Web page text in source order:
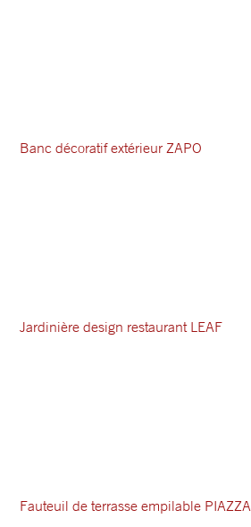
Banc décoratif extérieur ZAPO
Jardinière design restaurant LEAF
Fauteuil de terrasse empilable PIAZZA